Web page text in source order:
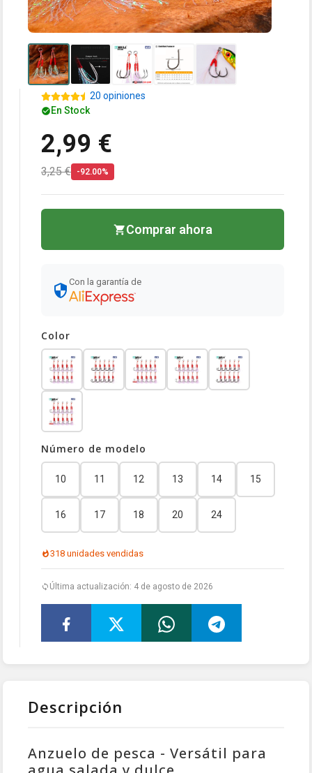
20 opiniones
En Stock
2,99 €
3,25 € -92.00%
Comprar ahora
Con la garantía de
Color
Número de modelo
10 11 12 13 14 15
16 17 18 20 24
318 unidades vendidas
Última actualización: 4 de agosto de 2026
Descripción
Anzuelo de pesca - Versátil para